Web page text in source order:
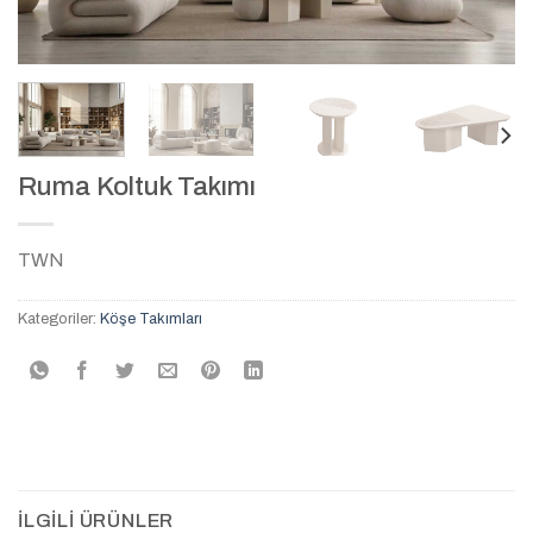
Ruma Koltuk Takımı
TWN
Kategoriler: Köşe Takımları
İLGILI ÜRÜNLER